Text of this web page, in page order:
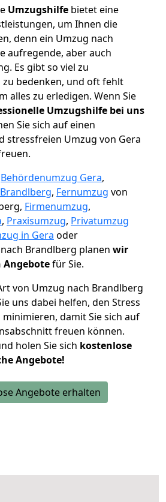
Umzugshilfe bietet eine
um Ihnen die
denn ein Umzug nach
aufregende, aber auch
Es gibt so viel zu
zu bedenken, und oft fehlt
alles zu erledigen. Wenn Sie
Umzugshilfe bei uns
Sie sich auf einen
stressfreien Umzug von Gera
Behördenumzug Gera,
, Fernumzug von
Firmenumzug,
, Praxisumzug, Privatumzug
in Gera oder
nach Brandlberg planen wir
Angebotefür Sie.
von Umzug nach Brandlberg
uns dabei helfen, den Stress
damit Sie sich auf
freuen können.
holen Sie sich kostenlose
Angebote!
Angebote erhalten